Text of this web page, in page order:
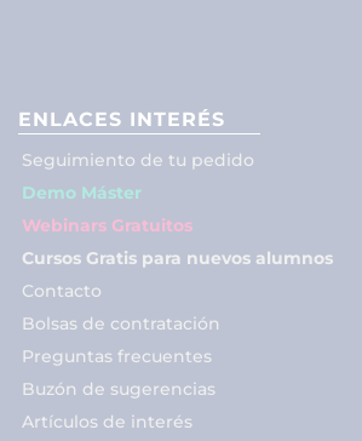
ENLACES INTERÉS
Seguimiento de tu pedido
Demo Máster
Webinars Gratuitos
Cursos Gratis para nuevos alumnos
Contacto
Bolsas de contratación
Preguntas frecuentes
Buzón de sugerencias
Artículos de interés